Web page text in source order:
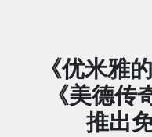
《优米雅
《美德传
推出